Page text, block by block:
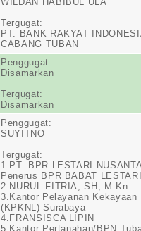
Tergugat:
PT. BANK RAKYAT
CABANG TUBAN
Penggugat:
Disamarkan
Tergugat:
Disamarkan
Penggugat:
SUYITNO
Tergugat:
1.PT. BPR LESTARI
Penerus BPR BABAT LESTARI
2.NURUL FITRIA, SH, M.Kn
3.Kantor Pelayanan Kekayaan
(KPKNL) Surabaya
4.FRANSISCA LIPIN
5.Kantor Pertanahan/BPN